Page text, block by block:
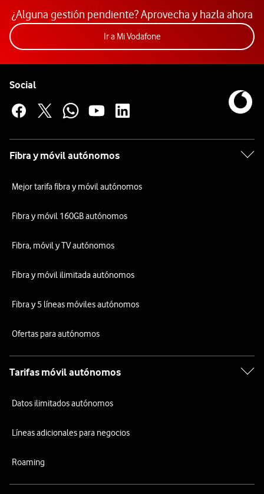
¿Alguna gestión pendiente? Aprovecha y hazla ahora
Ir a Mi VodafoneAcceder a la app Mi
Social
Fibra y móvil autónomos
Mejor tarifa fibra y móvil autónomos
Fibra y móvil 160GB autónomos
Fibra, móvil y TV autónomos
Fibra y móvil ilimitada autónomos
Fibra y 5 líneas móviles autónomos
Ofertas para autónomos
Tarifas móvil autónomos
Datos ilimitados autónomos
Líneas adicionales para negocios
Roaming